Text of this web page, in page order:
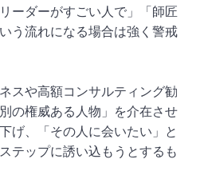
ーダーがすごい人で」「師匠
う流れになる場合は強く警戒
スや高額コンサルティング勧
の権威ある人物」を介在させ
げ、「その人に会いたい」と
テップに誘い込もうとするも